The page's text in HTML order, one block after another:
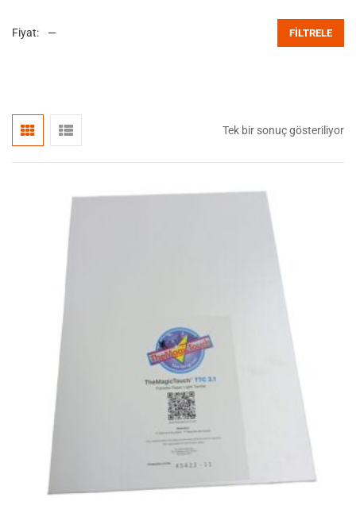
FILTRELE
Fiyat: —
Tek bir sonuç gösteriliyor